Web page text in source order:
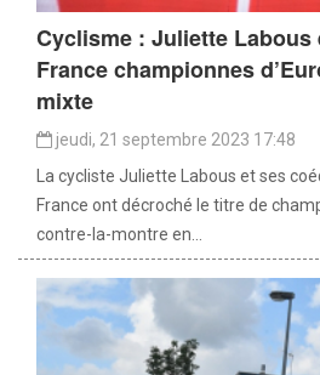
Cyclisme : Juliette Labous
France championnes
mixte
jeudi, 21 septembre 2023 17:48
La cycliste Juliette Labous et ses
France ont décroché le titre de
contre-la-montre en...